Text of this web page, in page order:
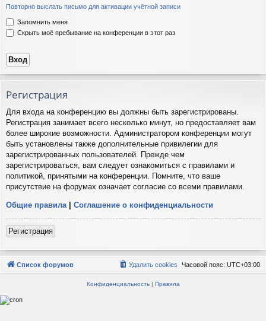
Повторно выслать письмо для активации учётной записи
Запомнить меня
Скрыть моё пребывание на конференции в этот раз
Регистрация
Для входа на конференцию вы должны быть зарегистрированы.
Регистрация занимает всего несколько минут, но предоставляет вам
более широкие возможности. Администратором конференции могут
быть установлены также дополнительные привилегии для
зарегистрированных пользователей. Прежде чем
зарегистрироваться, вам следует ознакомиться с правилами и
политикой, принятыми на конференции. Помните, что ваше
присутствие на форумах означает согласие со всеми правилами.
Общие правила | Соглашение о конфиденциальности
Регистрация
Список форумов Часовой пояс: UTC+03:00
Удалить cookies
Конфиденциальность| Правила